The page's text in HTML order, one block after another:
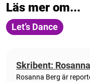
Läs mer om...
Let’s Dance
Skribent:
Rosanna Berg är